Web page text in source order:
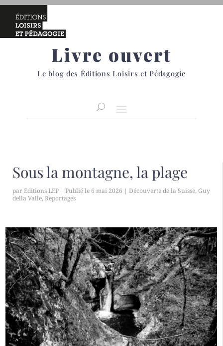
Livre ouvert
Le blog des Éditions Loisirs et Pédagogie
Sous la montagne, la plage
parEditions LEP | 6 mai 2026 | Découverte de la Suisse,Guy
della Valle,Reportages